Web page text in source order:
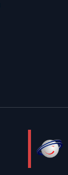
LIVE